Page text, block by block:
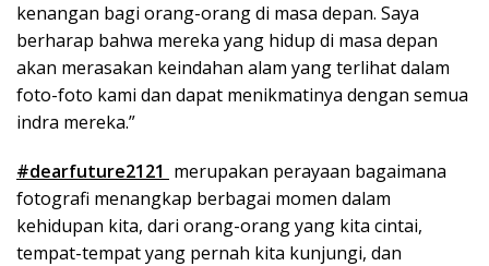
kenangan bagi orang-orang di masa depan. Saya
berharap bahwa mereka yang hidup di masa depan
akan merasakan keindahan alam yang terlihat dalam
foto-foto kami dan dapat menikmatinya dengan semua
indra mereka.”
#dearfuture2121 merupakan perayaan bagaimana
fotografi menangkap berbagai momen dalam
kehidupan kita, dari orang-orang yang kita cintai,
tempat-tempat yang pernah kita kunjungi, dan